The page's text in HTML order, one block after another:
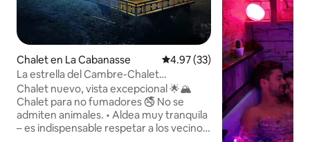
Chalet en La Cabanasse Calificación promedio: 4.97 de
4.97 (33)
La estrella del Cambre-Chalet
acogedora y tranquila de 1 a 9 personas
Chalet nuevo, vista excepcional 🌟🏔
Chalet para no fumadores 🚭 No se
admiten animales. • Aldea muy tranquila
– es indispensable respetar a los vecinos